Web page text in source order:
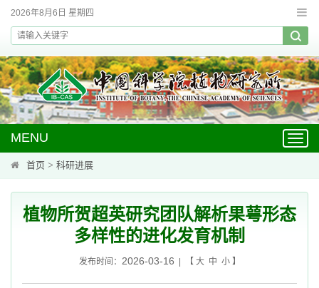
2026年8月6日 星期四
MENU
首页 > 科研进展
植物所贺超英研究团队解析果萼形态
多样性的进化发育机制
发布时间： 2026-03-16 | 【 大 中 小】